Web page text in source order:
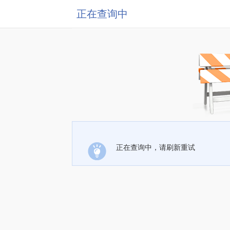
正在查询中
正在查询中，请刷新重试